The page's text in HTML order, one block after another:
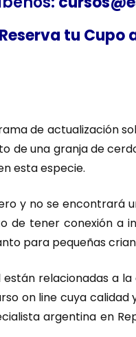
Reserva tu Cupo
de actualización
de una granja de
esta especie.
y no se
de tener conexión
para pequeñas
relacionadas a
on line cuya
argentina en